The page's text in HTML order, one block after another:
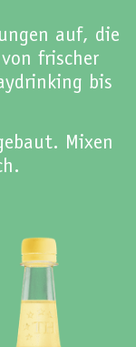
auf, die
frischer
bis
Mixen